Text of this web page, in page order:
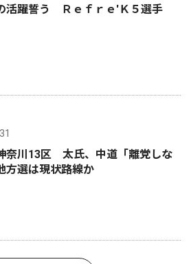
活躍誓う Ｒｅｆｒｅ'Ｋ５選手
奈川13区 太氏、中道「離党しな
選は現状路線か